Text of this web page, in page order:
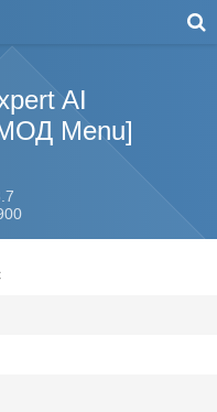
AI
Menu]